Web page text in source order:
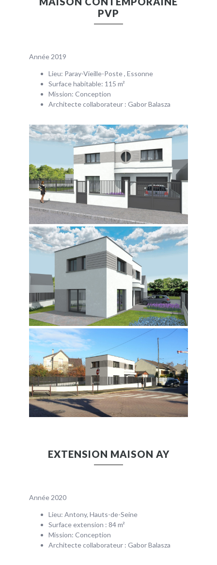
PVP
Année 2019
Lieu: Paray-Vieille-Poste , Essonne
Surface habitable: 115 m²
Mission: Conception
Architecte collaborateur : Gabor Balasza
EXTENSION MAISON AY
Année 2020
Lieu: Antony, Hauts-de-Seine
Surface extension : 84 m²
Mission: Conception
Architecte collaborateur : Gabor Balasza